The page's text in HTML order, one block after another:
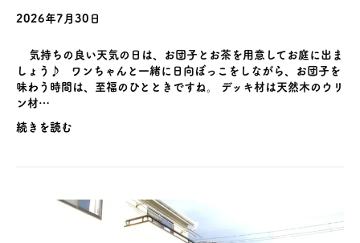
2026年7月30日
気持ちの良い天気の日は、お団子とお茶を用意してお庭に出ま
しょう♪ ワンちゃんと一緒に日向ぼっこをしながら、お団子を
味わう時間は、至福のひとときですね。 デッキ材は天然木のウリ
ン材…
続きを読む